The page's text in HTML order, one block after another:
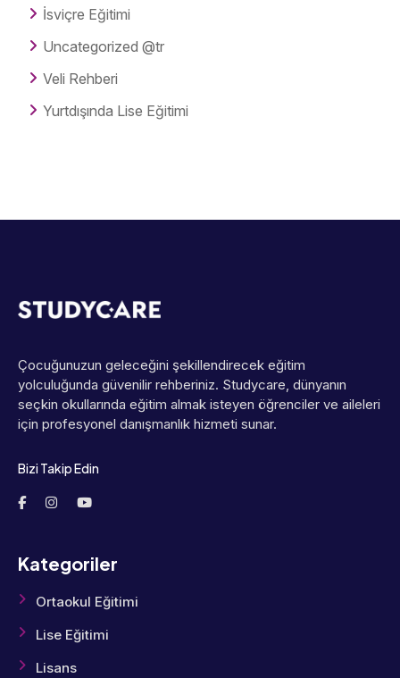
İsviçre Eğitimi
Uncategorized @tr
Veli Rehberi
Yurtdışında Lise Eğitimi
Çocuğunuzun geleceğini şekillendirecek eğitim
yolculuğunda güvenilir rehberiniz. Studycare, dünyanın
seçkin okullarında eğitim almak isteyen öğrenciler ve aileleri
için profesyonel danışmanlık hizmeti sunar.
Bizi Takip Edin
Kategoriler
Ortaokul Eğitimi
Lise Eğitimi
Lisans